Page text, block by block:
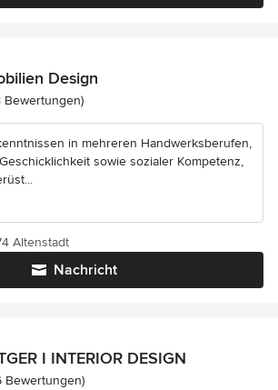
Design
4.9 von 5 Sternen
Bewertungen)
in mehreren Handwerksberufen,
sowie sozialer Kompetenz,
Nachricht
Altenstadt
I INTERIOR DESIGN
5 von 5 Sternen
Bewertungen)